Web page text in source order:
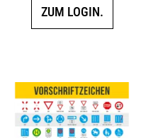
ZUM LOGIN.